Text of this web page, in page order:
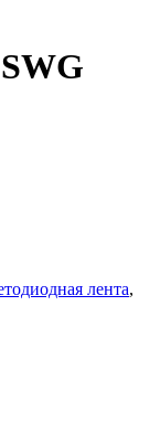
лента,